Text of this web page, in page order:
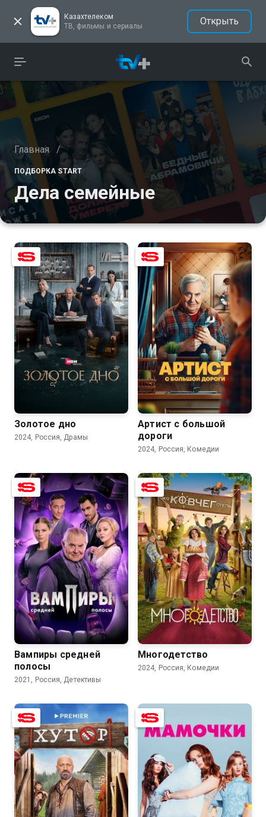
Казахтелеком
ТВ, фильмы и сериалы
Открыть
Главная /
ПОДБОРКА START
Дела семейные
7.3
Золотое дно
2024, Россия, Драмы
8.1 6.7
Артист с большой
дороги
2024, Россия, Комедии
8.4 7.5
Вампиры средней
полосы
2021, Россия, Детективы
8.1 6.9
Многодетство
2024, Россия, Комедии